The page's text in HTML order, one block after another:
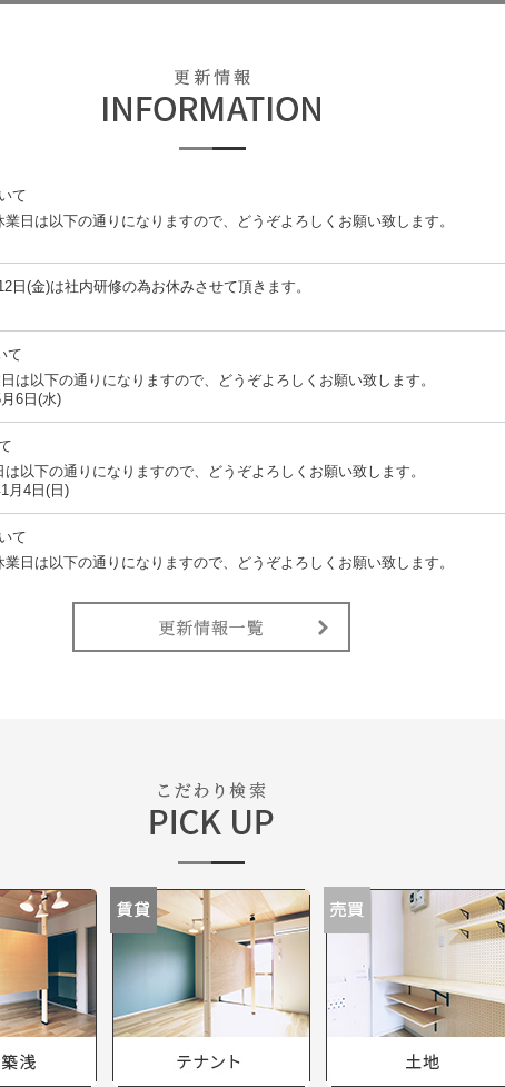
て
日は以下の通りになりますので、どうぞよろしくお願い致します。
日(金)は社内研修の為お休みさせて頂きます。
て
は以下の通りになりますので、どうぞよろしくお願い致します。
6日(水)
以下の通りになりますので、どうぞよろしくお願い致します。
月4日(日)
て
日は以下の通りになりますので、どうぞよろしくお願い致します。